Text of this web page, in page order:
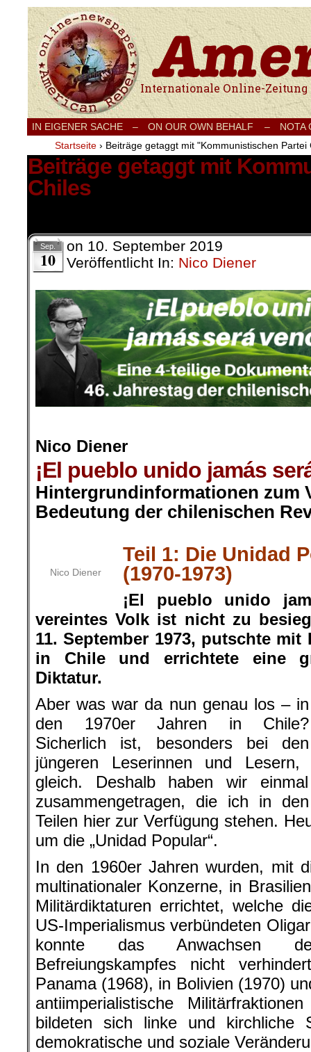
Internationale Onlinezeitung für Frieden,
IN EIGENER SACHE – ON OUR OWN BEHALF –
NOTA
Startseite › Beiträge getaggt mit "Kommunistischen Partei
Beiträge getaggt mit
Chiles
Sep.
10
on 10. September 2019
Veröffentlicht In: Nico Diener
Nico Diener
¡El pueblo unido jamás
Hintergrundinformationen zum
Bedeutung der chilenischen
Nico Diener
Teil 1: Die Unidad
(1970-1973)
¡El pueblo unido
vereintes Volk ist nicht zu
11. September 1973, putschte
in Chile und errichtete eine
Diktatur.
Aber was war da nun genau los – in
den 1970er Jahren in Chile?
Sicherlich ist, besonders bei den
jüngeren Leserinnen und
gleich. Deshalb haben wir
zusammengetragen, die ich in
Teilen hier zur Verfügung stehen.
um die „Unidad Popular“.
In den 1960er Jahren wurden, mit
multinationaler Konzerne, in
Militärdiktaturen errichtet, welche
US-Imperialismus verbündeten
konnte das Anwachsen des
Befreiungskampfes nicht
Panama (1968), in Bolivien (1970)
antiimperialistische
bildeten sich linke und kirchliche
demokratische und soziale